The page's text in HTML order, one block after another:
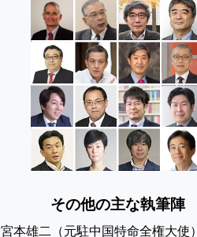
その他の主な執筆陣
宮本雄二（元駐中国特命全権大使）